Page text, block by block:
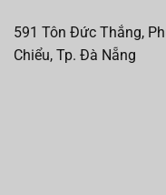
591 Tôn Đức Thắng,
Chiểu, Tp. Đà Nẵng